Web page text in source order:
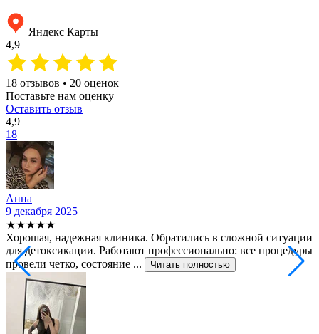
Яндекс Карты
4,9
18 отзывов • 20 оценок
Поставьте нам оценку
Оставить отзыв
4,9
18
Анна
9 декабря 2025
★★★★★
Хорошая, надежная клиника. Обратились в сложной ситуации
для детоксикации. Работают профессионально: все процедуры
провели четко, состояние ...
Читать полностью